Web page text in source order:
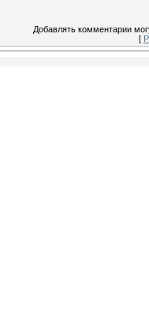
Добавлять комментарии
[